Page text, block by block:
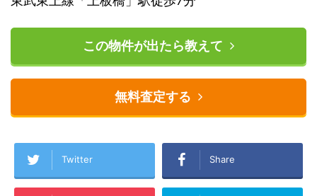
この物件が出たら教えて
無料査定する
Twitter Share